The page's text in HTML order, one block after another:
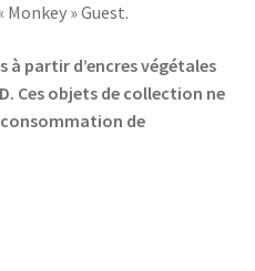
» Guest.
partir d’encres végétales
Ces objets de collection ne
de